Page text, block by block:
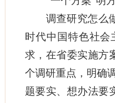
调查研究怎么
时代中国特色社
求，在省委实施方
个调研重点，明确
题要实、想办法要